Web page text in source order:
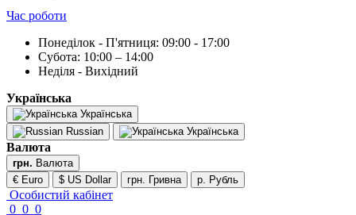
Час роботи
Понеділок - П'ятниця: 09:00 - 17:00
Субота: 10:00 – 14:00
Неділя - Вихідний
Українська
Українська
Russian
Українська
Валюта
грн. Валюта
€ Euro
$ US Dollar грн. Гривна р. Рубль
Особистий кабінет
0 0 0